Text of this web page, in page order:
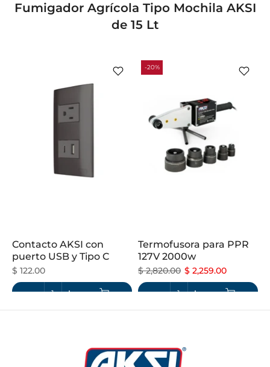
Fumigador Agrícola Tipo Mochila AKSI
de 15 Lt
Contacto AKSI con
puerto USB y Tipo C
$ 122.00
-20%
Termofusora para PPR
127V 2000w
$ 2,820.00 $ 2,259.00